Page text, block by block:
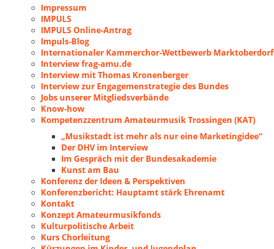
Impressum
IMPULS
IMPULS Online-Antrag
Impuls-Blog
Internationaler Kammerchor-Wettbewerb Marktoberdorf
Interview frag-amu.de
Interview mit Thomas Kronenberger
Interview zur Engagemenstrategie des Bundes
Jobs unserer Mitgliedsverbände
Know-how
Kompetenzzentrum Amateurmusik Trossingen (KAT)
„Musikstadt ist mehr als nur eine Marketingidee“
Der DHV im Interview
Im Gespräch mit der Bundesakademie
Kunst am Bau
Konferenz der Ideen & Perspektiven
Konferenzbericht: Hauptamt stärk Ehrenamt
Kontakt
Konzept Amateurmusikfonds
Kulturpolitische Arbeit
Kurs Chorleitung